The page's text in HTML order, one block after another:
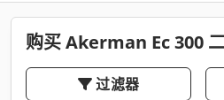
购买 Akerman Ec 300
过滤器